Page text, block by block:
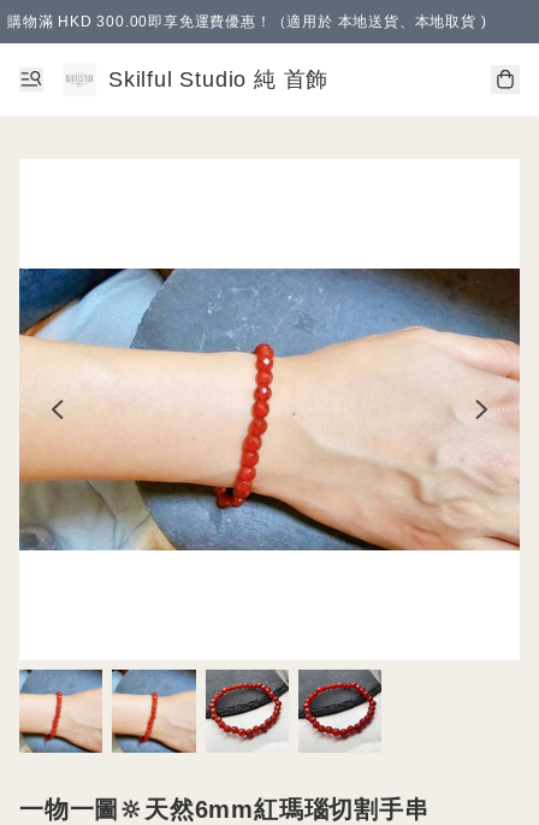
購物滿 HKD 300.00即享免運費優惠！（適用於 本地送貨、本地取貨 )
Skilful Studio 純 首飾
一物一圖🔆天然6mm紅瑪瑙切割手串